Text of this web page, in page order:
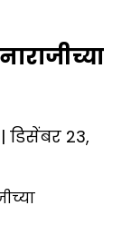
डिसेंबर 23,